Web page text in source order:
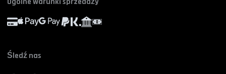
FAQ
Śledź nas